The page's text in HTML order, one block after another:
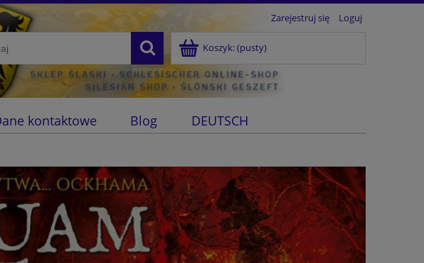
Zarejestruj się Loguj
Koszyk:(pusty)
kontaktowe Blog DEUTSCH